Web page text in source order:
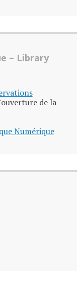
– Library
de la
Numérique